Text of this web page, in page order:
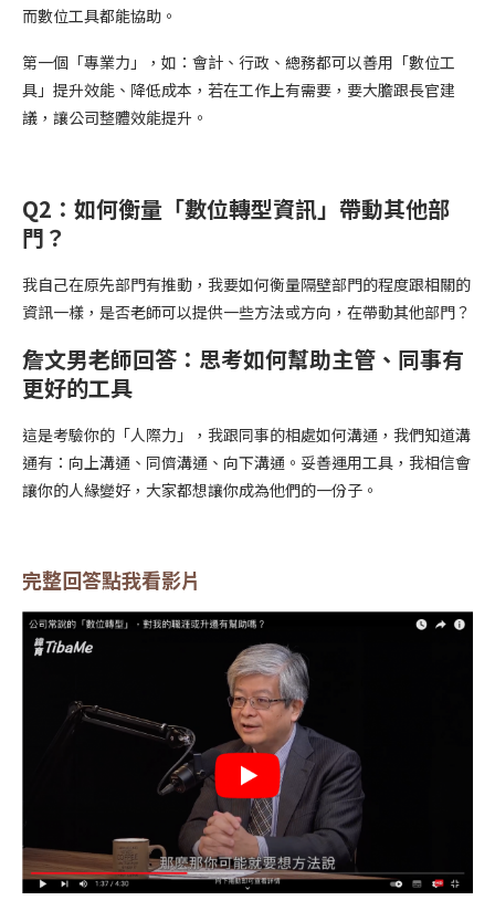
而數位工具都能協助。
第一個「專業力」，如：會計、行政、總務都可以善用「數位工
具」提升效能、降低成本，若在工作上有需要，要大膽跟長官建
議，讓公司整體效能提升。
Q2： 如何衡量「數位轉型資訊」 帶動其他部
門？
我自己在原先部門有推動，我要如何衡量隔壁部門的程度跟相關的
資訊一樣，是否老師可以提供一些方法或方向，在帶動其他部門？
詹文男老師回答： 思考如何幫助主管、同事有
更好的工具
這是考驗你的「人際力」，我跟同事的相處如何溝通，我們知道溝
通有：向上溝通、同儕溝通、向下溝通。妥善運用工具，我相信會
讓你的人緣變好，大家都想讓你成為他們的一份子。
完整回答點我看影片